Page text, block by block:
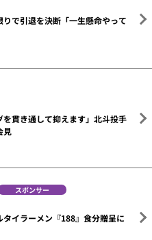
りで引退を決断「一生懸命やって
を貫き通して抑えます」北斗投手
見
スポンサー
イラーメン『188』食分贈呈に